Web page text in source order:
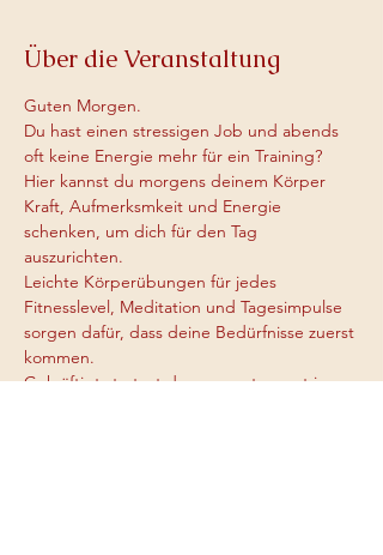
Über die Veranstaltung
Guten Morgen.
Du hast einen stressigen Job und abends
oft keine Energie mehr für ein Training?
Hier kannst du morgens deinem Körper
Kraft, Aufmerksmkeit und Energie
schenken, um dich für den Tag
auszurichten.
Leichte Körperübungen für jedes
Fitnesslevel, Meditation und Tagesimpulse
sorgen dafür, dass deine Bedürfnisse zuerst
kommen.
Gekräftigt startest du ganz entspannt in